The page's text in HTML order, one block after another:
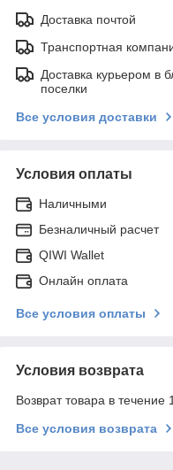
Доставка почтой
Транспортная
Доставка курьером в
поселки
Все условия доставки
Условия оплаты
Наличными
Безналичный расчет
QIWI Wallet
Онлайн оплата
Все условия оплаты
Условия возврата
Возврат товара в течение
Все условия возврата